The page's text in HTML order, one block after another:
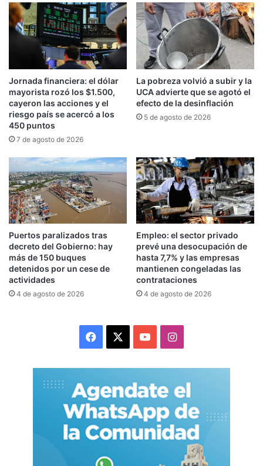
riesgo puestos de trabajoy profundiza el
vaciamiento del sistema financiero en distintas
regiones del país.
Trabajadores en alerta por el
cierre de sucursales
sucursales del interior, donde muchos empleados
quedaron sin certezas sobre su continuidad
laboral.En Junín, por ejemplo, los clientes
deberán trasladarse hasta San Nicolás para
realizar trámites presenciales, mientras que en
Tandil la atención más cercana quedará en Mar
Jornada financiera: el dólar
mayorista rozó los $1.500,
cayeron las acciones y el
riesgo país se acercó a los
450 puntos
7 de agosto de 2026
La pobreza volvió a subir y la
UCA advierte que se agotó el
efecto de la desinflación
5 de agosto de 2026
Puertos paralizados tras
decreto del Gobierno: hay
más de 150 buques
detenidos por un cese de
actividades
4 de agosto de 2026
Empleo: el sector privado
prevé una desocupación de
hasta 7,7% y las empresas
mantienen congeladas las
contrataciones
4 de agosto de 2026
Facebook YouTubeInstagram